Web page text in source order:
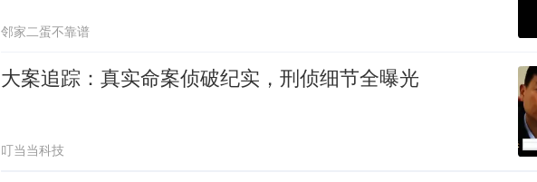
邻家二蛋不靠谱
大案追踪：真实命案侦破纪实，刑侦细节全曝光
叮当当科技